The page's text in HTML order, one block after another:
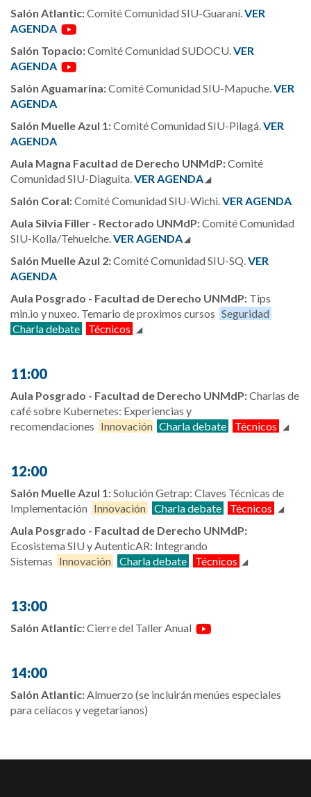
Salón Atlantic:Comité Comunidad SIU-Guaraní.VER
AGENDA
Salón Topacio:Comité Comunidad SUDOCU.VER
AGENDA
Salón Aguamarina:Comité Comunidad SIU-Mapuche.VER
AGENDA
Salón Muelle Azul 1:Comité Comunidad SIU-Pilagá.VER
AGENDA
Aula Magna Facultad de Derecho UNMdP:Comité
Comunidad SIU-Diaguita.VER AGENDA
Salón Coral:Comité Comunidad SIU-Wichi.VER AGENDA
Aula Silvia Filler - Rectorado UNMdP:Comité Comunidad
SIU-Kolla/Tehuelche.VER AGENDA
Salón Muelle Azul 2:Comité Comunidad SIU-SQ.VER
AGENDA
Aula Posgrado - Facultad de Derecho UNMdP: Tips
min.io y nuxeo. Temario de proximos cursos Seguridad
Charla debate
Técnicos
11:00
Aula Posgrado - Facultad de Derecho UNMdP:Charlas de
café sobre Kubernetes: Experiencias y
recomendaciones Innovación Charla debate Técnicos
12:00
Salón Muelle Azul 1:Solución Getrap: Claves Técnicas de
Implementación Innovación Charla debate
Técnicos
Aula Posgrado - Facultad de Derecho UNMdP:
Ecosistema SIU y AutenticAR: Integrando
Sistemas Innovación Charla debate Técnicos
13:00
Salón Atlantic:Cierre del Taller Anual
14:00
Salón Atlantic:Almuerzo (se incluirán menúes especiales
para celíacos y vegetarianos)